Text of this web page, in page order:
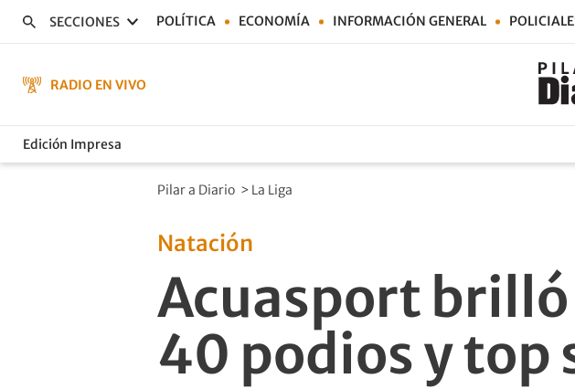
SECCIONES POLÍTICA ECONOMÍA INFORMACIÓN GENERAL
RADIO EN VIVO
Edición Impresa
Pilar a Diario > La Liga
Natación
Acuasport brilló
40 podios y top